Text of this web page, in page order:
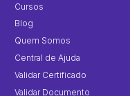
Cursos
Blog
Quem Somos
Central de Ajuda
Validar Certificado
Validar Documento